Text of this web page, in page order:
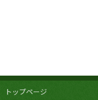
トップページ